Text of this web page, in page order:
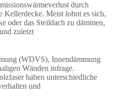
durch
Kellerdecke. Meist lohnt es sich,
oder das Steildach zu dämmen,
zuletzt
(WDVS), Innendämmung
Wänden infrage.
haben unterschiedliche
und